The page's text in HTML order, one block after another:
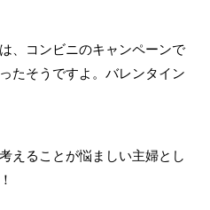
、コンビニのキャンペーンで
たそうですよ。バレンタイン
えることが悩ましい主婦とし